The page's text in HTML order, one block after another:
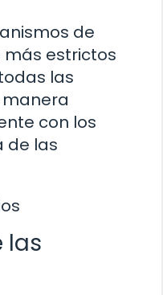
de
más estrictos
las
con los
de las
las